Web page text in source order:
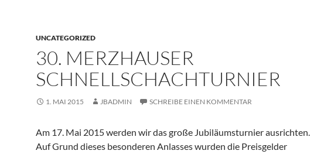
UNCATEGORIZED
30. MERZHAUSER
SCHNELLSCHACHTURNIER
1. MAI 2015 JBADMIN SCHREIBE EINEN KOMMENTAR
Am 17. Mai 2015 werden wir das große Jubiläumsturnier ausrichten.
Auf Grund dieses besonderen Anlasses wurden die Preisgelder